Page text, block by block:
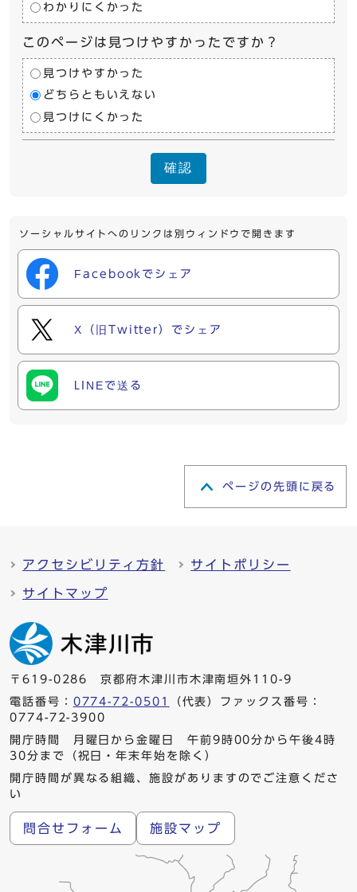
わかりにくかった
このページは見つけやすかったですか？
見つけやすかった
どちらともいえない
見つけにくかった
確認
ソーシャルサイトへのリンクは別ウィンドウで開きます
Facebookでシェア
X（旧Twitter）でシェア
LINEで送る
ページの先頭に戻る
アクセシビリティ方針 サイトポリシー
サイトマップ
〒619-0286 京都府木津川市木津南垣外110-9
電話番号： 0774-72-0501
（代表）ファックス番号：
0774-72-3900
開庁時間 月曜日から金曜日 午前9時00分から午後4時
30分まで（祝日・年末年始を除く）
開庁時間が異なる組織、施設がありますのでご注意くださ
い
問合せフォーム 施設マップ